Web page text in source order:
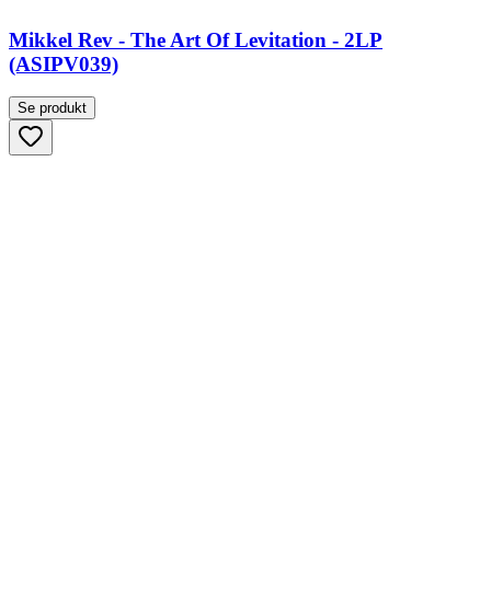
Mikkel Rev - The Art Of Levitation - 2LP
(ASIPV039)
Se produkt